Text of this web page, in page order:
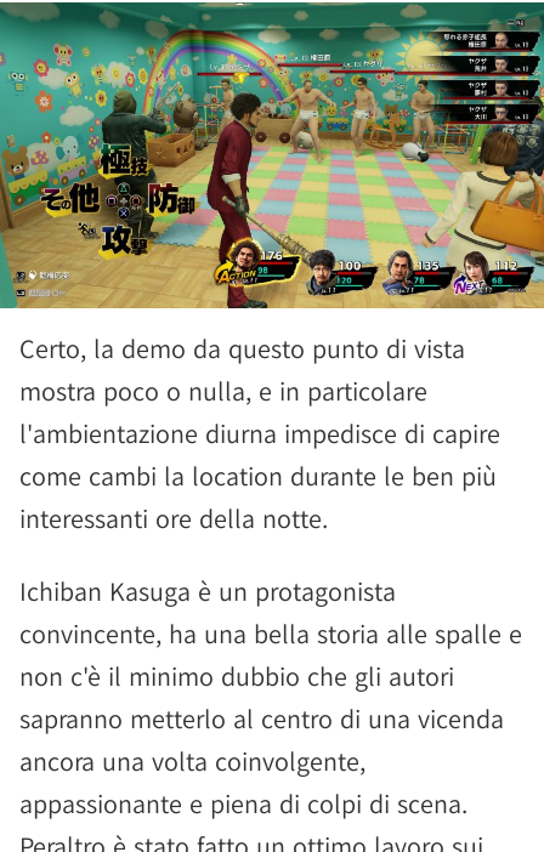
Certo, la demo da questo punto di vista
mostra poco o nulla, e in particolare
l'ambientazione diurna impedisce di capire
come cambi la location durante le ben più
interessanti ore della notte.
Ichiban Kasuga è un protagonista
convincente, ha una bella storia alle spalle e
non c'è il minimo dubbio che gli autori
sapranno metterlo al centro di una vicenda
ancora una volta coinvolgente,
appassionante e piena di colpi di scena.